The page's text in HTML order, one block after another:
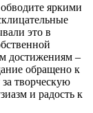
яркими
это в
достижениям –
обращено к
творческую
и радость к